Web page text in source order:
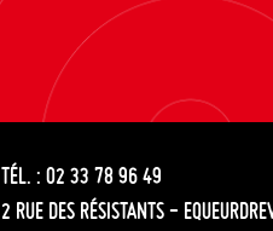
TÉL. : 02 33 78 96 49
2 RUE DES RÉSISTANTS -